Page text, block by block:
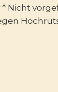
* Nicht